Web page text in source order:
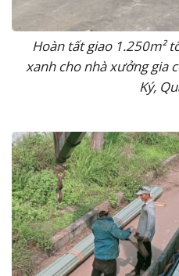
Hoàn tất giao 1.250m²
xanh cho nhà xưởng gia
Ký,